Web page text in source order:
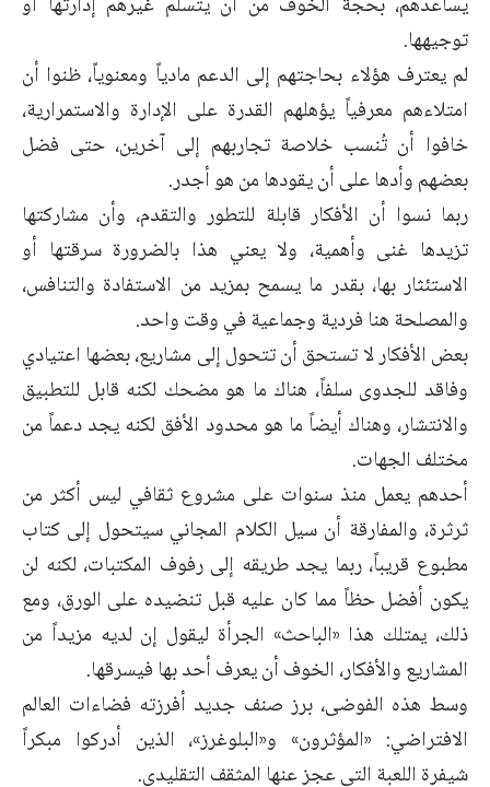
يساعدهم، بحجة الخوف من أن يتسلم غيرهم إدارتها أو
توجيهها.
لم يعترف هؤلاء بحاجتهم إلى الدعم مادياً ومعنوياً، ظنوا أن
امتلاءهم معرفياً يؤهلهم القدرة على الإدارة والاستمرارية،
خافوا أن تُنسب خلاصة تجاربهم إلى آخرين، حتى فضل
بعضهم وأدها على أن يقودها من هو أجدر.
ربما نسوا أن الأفكار قابلة للتطور والتقدم، وأن مشاركتها
تزيدها غنى وأهمية، ولا يعني هذا بالضرورة سرقتها أو
الاستئثار بها، بقدر ما يسمح بمزيد من الاستفادة والتنافس،
والمصلحة هنا فردية وجماعية في وقت واحد.
بعض الأفكار لا تستحق أن تتحول إلى مشاريع، بعضها اعتيادي
وفاقد للجدوى سلفاً، هناك ما هو مضحك لكنه قابل للتطبيق
والانتشار، وهناك أيضاً ما هو محدود الأفق لكنه يجد دعماً من
مختلف الجهات.
أحدهم يعمل منذ سنوات على مشروع ثقافي ليس أكثر من
ثرثرة، والمفارقة أن سيل الكلام المجاني سيتحول إلى كتاب
مطبوع قريباً، ربما يجد طريقه إلى رفوف المكتبات، لكنه لن
يكون أفضل حظاً مما كان عليه قبل تنضيده على الورق، ومع
ذلك، يمتلك هذا «الباحث» الجرأة ليقول إن لديه مزيداً من
المشاريع والأفكار، الخوف أن يعرف أحد بها فيسرقها.
وسط هذه الفوضى، برز صنف جديد أفرزته فضاءات العالم
الافتراضي: «المؤثرون» و«البلوغرز»، الذين أدركوا مبكراً
شيفرة اللعبة التي عجز عنها المثقف التقليدي.